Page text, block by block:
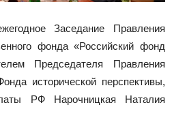
Заседание Правления
фонда «Российский фонд
Председателя Правления
исторической перспективы,
РФ Нарочницкая Наталия